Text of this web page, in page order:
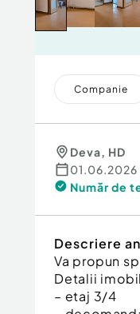
Companie
Deva, HD
01.06.2026
Număr de
Descriere
Va propun
Detalii
– etaj 3/4